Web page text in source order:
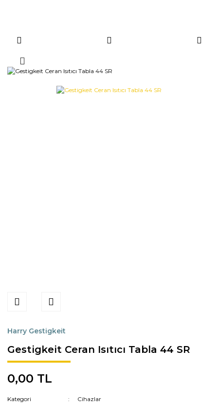
Harry Gestigkeit
Gestigkeit Ceran Isıtıcı Tabla 44 SR
0,00 TL
Kategori
Cihazlar